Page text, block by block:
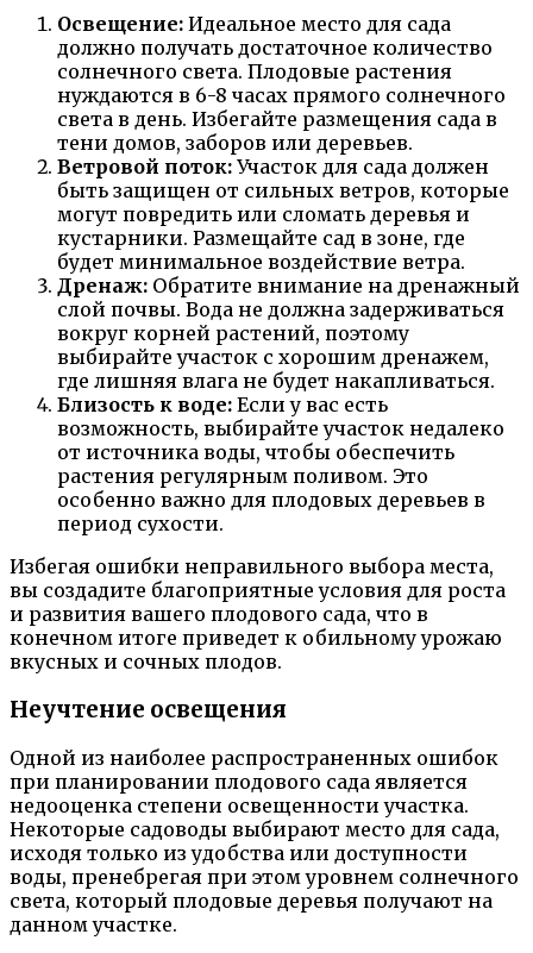
Освещение: Идеальное место для сада
должно получать достаточное количество
солнечного света. Плодовые растения
нуждаются в 6-8 часах прямого солнечного
света в день. Избегайте размещения сада в
тени домов, заборов или деревьев.
Ветровой поток: Участок для сада должен
быть защищен от сильных ветров, которые
могут повредить или сломать деревья и
кустарники. Размещайте сад в зоне, где
будет минимальное воздействие ветра.
Дренаж: Обратите внимание на дренажный
слой почвы. Вода не должна задерживаться
вокруг корней растений, поэтому
выбирайте участок с хорошим дренажем,
где лишняя влага не будет накапливаться.
Близость к воде: Если у вас есть
возможность, выбирайте участок недалеко
от источника воды, чтобы обеспечить
растения регулярным поливом. Это
особенно важно для плодовых деревьев в
период сухости.
Избегая ошибки неправильного выбора места,
вы создадите благоприятные условия для роста
и развития вашего плодового сада, что в
конечном итоге приведет к обильному урожаю
вкусных и сочных плодов.
Неучтение освещения
Одной из наиболее распространенных ошибок
при планировании плодового сада является
недооценка степени освещенности участка.
Некоторые садоводы выбирают место для сада,
исходя только из удобства или доступности
воды, пренебрегая при этом уровнем солнечного
света, который плодовые деревья получают на
данном участке.